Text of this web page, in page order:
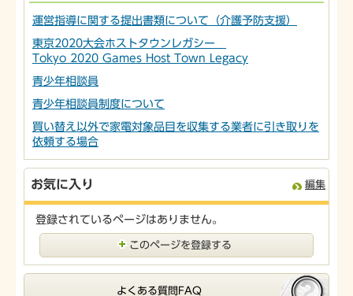
運営指導に関する提出書類について（介護予防支援）
東京2020大会ホストタウンレガシー
Tokyo 2020 Games Host Town Legacy
青少年相談員
青少年相談員制度について
買い替え以外で家電対象品目を収集する業者に引き取りを
依頼する場合
お気に入り 編集
登録されているページはありません。
このページを登録する
よくある質問FAQ